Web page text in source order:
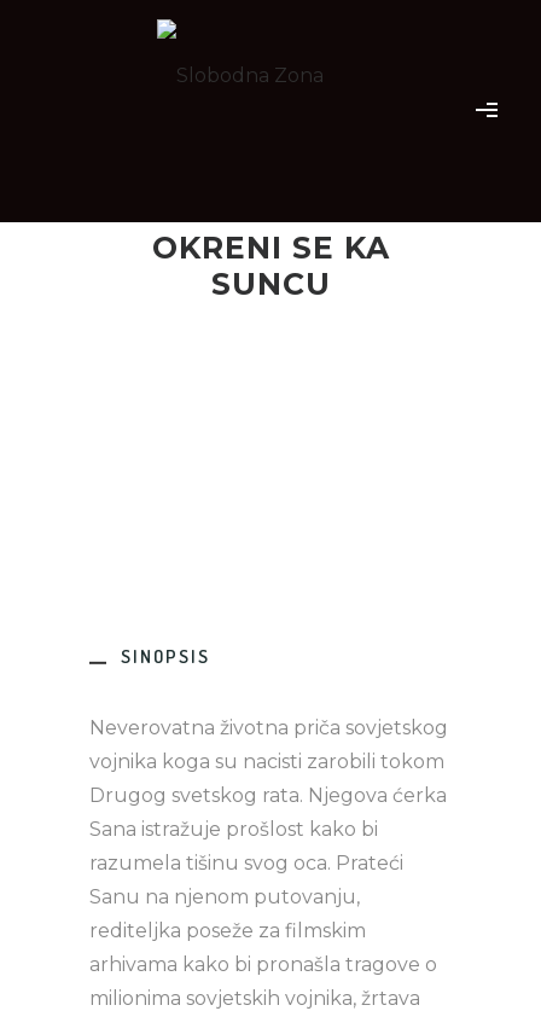
OKRENI SE KA
SUNCU
SINOPSIS
Neverovatna životna priča sovjetskog
vojnika koga su nacisti zarobili tokom
Drugog svetskog rata. Njegova ćerka
Sana istražuje prošlost kako bi
razumela tišinu svog oca. Prateći
Sanu na njenom putovanju,
rediteljka poseže za filmskim
arhivama kako bi pronašla tragove o
milionima sovjetskih vojnika, žrtava